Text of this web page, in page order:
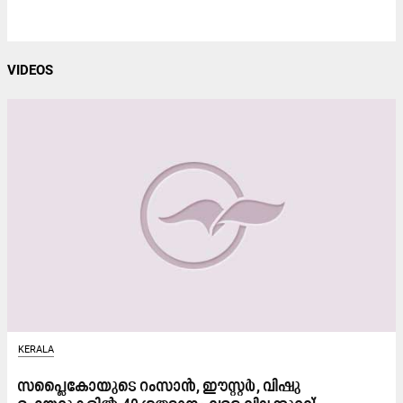
VIDEOS
KERALA
സപ്ലൈകോയുടെ റംസാൻ, ഈസ്റ്റർ, വിഷു